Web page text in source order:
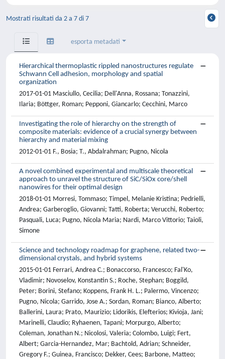
Mostrati risultati da 2 a 7 di 7
esporta metadati
Hierarchical thermoplastic rippled nanostructures regulate
Schwann Cell adhesion, morphology and spatial
organization
2017-01-01 Masciullo, Cecilia; Dell'Anna, Rossana; Tonazzini,
Ilaria; Böttger, Roman; Pepponi, Giancarlo; Cecchini, Marco
Investigating the role of hierarchy on the strength of
composite materials: evidence of a crucial synergy between
hierarchy and material mixing
2012-01-01 F., Bosia; T., Abdalrahman; Pugno, Nicola
A novel combined experimental and multiscale theoretical
approach to unravel the structure of SiC/SiOx core/shell
nanowires for their optimal design
2018-01-01 Morresi, Tommaso; Timpel, Melanie Kristina; Pedrielli,
Andrea; Garberoglio, Giovanni; Tatti, Roberta; Verucchi, Roberto;
Pasquali, Luca; Pugno, Nicola Maria; Nardi, Marco Vittorio; Taioli,
Simone
Science and technology roadmap for graphene, related two-
dimensional crystals, and hybrid systems
2015-01-01 Ferrari, Andrea C.; Bonaccorso, Francesco; Fal'Ko,
Vladimir; Novoselov, Konstantin S.; Roche, Stephan; Boggild,
Peter; Borini, Stefano; Koppens, Frank H. L.; Palermo, Vincenzo;
Pugno, Nicola; Garrido, Jose A.; Sordan, Roman; Bianco, Alberto;
Ballerini, Laura; Prato, Maurizio; Lidorikis, Elefterios; Kivioja, Jani;
Marinelli, Claudio; Ryhaenen, Tapani; Morpurgo, Alberto;
Coleman, Jonathan N.; Nicolosi, Valeria; Colombo, Luigi; Fert,
Albert; Garcia-Hernandez, Mar; Bachtold, Adrian; Schneider,
Gregory F.; Guinea, Francisco; Dekker, Cees; Barbone, Matteo;